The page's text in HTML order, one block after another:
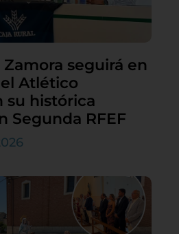
Zamora seguirá en
Atlético
su histórica
Segunda RFEF